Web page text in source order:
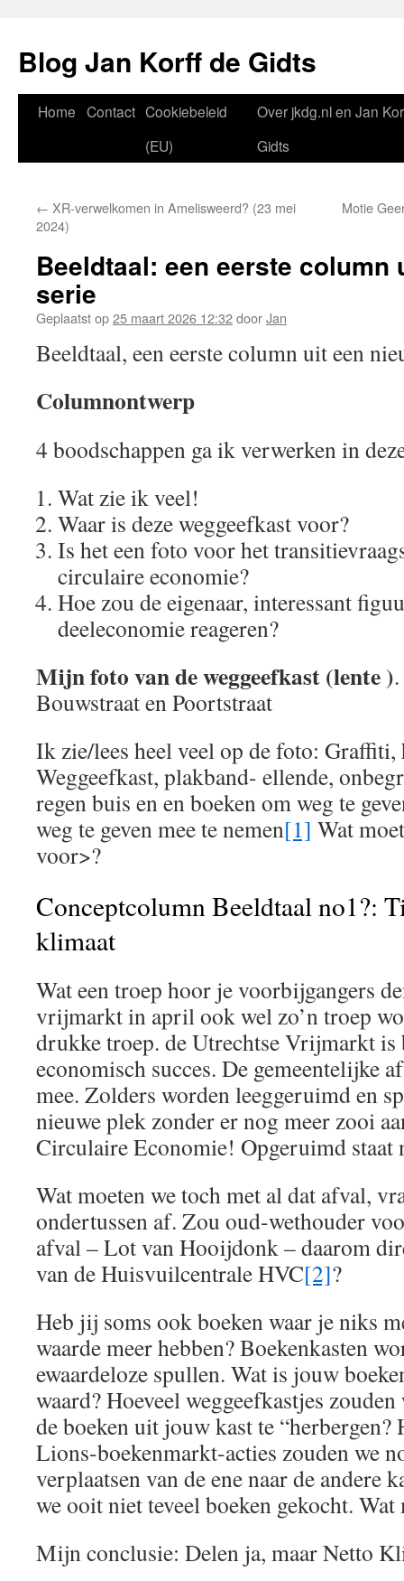
Blog Jan Korff de Gidts
Home Contact Cookiebeleid
(EU)
Over jkdg.nl en Jan
Gidts
← XR-verwelkomen in Amelisweerd? (23 mei
2024)
Motie
Beeldtaal: een eerste column
serie
Geplaatst op25 maart 2026 12:32doorJan
Beeldtaal, een eerste column uit een
Columnontwerp
4 boodschappen ga ik verwerken in
Wat zie ik veel!
Waar is deze weggeefkast voor?
Is het een foto voor het
circulaire economie?
Hoe zou de eigenaar, interessant
deeleconomie reageren?
Mijn foto van de weggeefkast (lente )
Bouwstraat en Poortstraat
Ik zie/lees heel veel op de foto: Graffiti,
Weggeefkast, plakband- ellende,
regen buis en en boeken om weg te
weg te geven mee te nemen[1] Wat
voor>?
Conceptcolumn Beeldtaal no1?:
klimaat
Wat een troep hoor je voorbijgangers
vrijmarkt in april ook wel zo’n troep
drukke troep. de Utrechtse Vrijmarkt is
economisch succes. De gemeentelijke
mee. Zolders worden leeggeruimd en
nieuwe plek zonder er nog meer zooi
Circulaire Economie! Opgeruimd staat
Wat moeten we toch met al dat afval,
ondertussen af. Zou oud-wethouder
afval – Lot van Hooijdonk – daarom
van de Huisvuilcentrale HVC[2]?
Heb jij soms ook boeken waar je niks
waarde meer hebben? Boekenkasten
ewaardeloze spullen. Wat is jouw
waard? Hoeveel weggeefkastjes
de boeken uit jouw kast te
Lions-boekenmarkt-acties zouden we
verplaatsen van de ene naar de andere
we ooit niet teveel boeken gekocht.
Mijn conclusie: Delen ja, maar Netto